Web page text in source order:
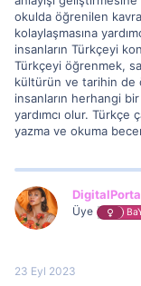
okulda öğrenilen
kolaylaşmasına
insanların Türkçeyi
Türkçeyi öğrenmek,
kültürün ve tarihin de
insanların herhangi
yardımcı olur. Türkçe
yazma ve okuma
Üye
23 Eyl 2023